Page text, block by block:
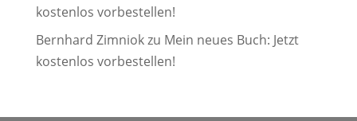
kostenlos vorbestellen!
Bernhard Zimniokzu Mein neues Buch: Jetzt
kostenlos vorbestellen!